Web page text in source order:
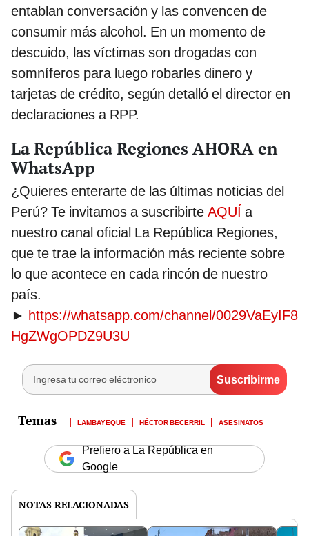
entablan conversación y las convencen de
consumir más alcohol. En un momento de
descuido, las víctimas son drogadas con
somníferos para luego robarles dinero y
tarjetas de crédito, según detalló el director en
declaraciones a RPP.
La República Regiones AHORA en
WhatsApp
¿Quieres enterarte de las últimas noticias del
Perú? Te invitamos a suscribirte AQUÍ a
nuestro canal oficial La República Regiones,
que te trae la información más reciente sobre
lo que acontece en cada rincón de nuestro
país.
► https://whatsapp.com/channel/0029VaEyIF8
HgZWgOPDZ9U3U
LAMBAYEQUE HÉCTOR BECERRIL ASESINATOS
Prefiero a La República en
Google
NOTAS RELACIONADAS